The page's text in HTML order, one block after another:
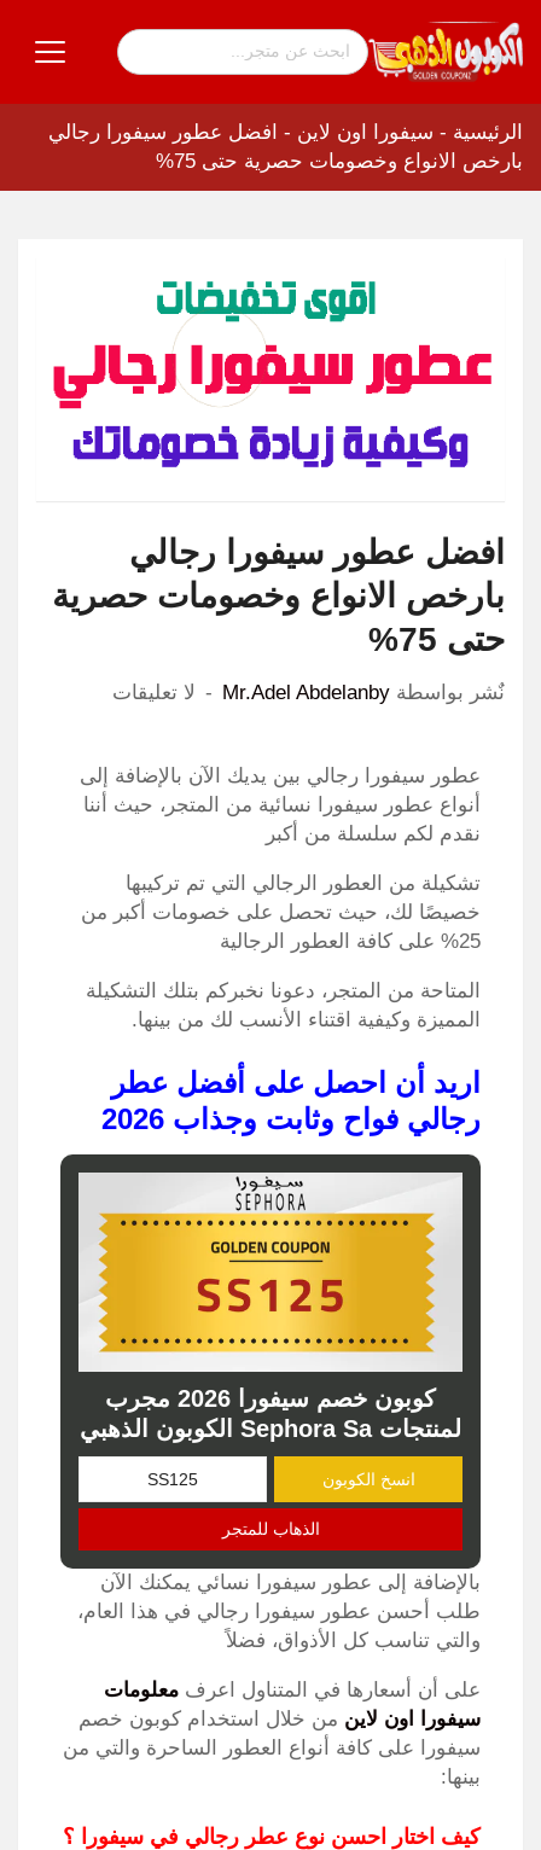
الرئيسية - سيفورا اون لاين - افضل عطور سيفورا رجالي
بارخص الانواع وخصومات حصرية حتى 75%
افضل عطور سيفورا رجالي
بارخص الانواع وخصومات حصرية
حتى 75%
نٌشر بواسطة Mr.Adel Abdelanby لا تعليقات
عطور سيفورا رجالي بين يديك الآن بالإضافة إلى
أنواع عطور سيفورا نسائية من المتجر، حيث أننا
نقدم لكم سلسلة من أكبر
تشكيلة من العطور الرجالي التي تم تركيبها
خصيصًا لك، حيث تحصل على خصومات أكبر من
25% على كافة العطور الرجالية
المتاحة من المتجر، دعونا نخبركم بتلك التشكيلة
المميزة وكيفية اقتناء الأنسب لك من بينها.
اريد أن احصل على أفضل عطر
رجالي فواح وثابت وجذاب 2026
كوبون خصم سيفورا 2026 مجرب
لمنتجات Sephora Sa الكوبون الذهبي
انسخ الكوبون
الذهاب للمتجر
بالإضافة إلى عطور سيفورا نسائي يمكنك الآن
طلب أحسن عطور سيفورا رجالي في هذا العام،
والتي تناسب كل الأذواق، فضلاً
على أن أسعارها في المتناول اعرف معلومات
سيفورا اون لاين من خلال استخدام كوبون خصم
سيفورا على كافة أنواع العطور الساحرة والتي من
بينها:
كيف اختار احسن نوع عطر رجالي في سيفورا ؟